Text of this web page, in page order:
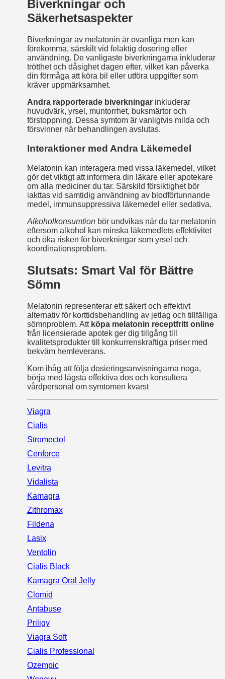
Biverkningar och
Säkerhetsaspekter
Biverkningar av melatonin är ovanliga men kan
förekomma, särskilt vid felaktig dosering eller
användning. De vanligaste biverkningarna inkluderar
trötthet och dåsighet dagen efter, vilket kan påverka
din förmåga att köra bil eller utföra uppgifter som
kräver uppmärksamhet.
Andra rapporterade biverkningarinkluderar
huvudvärk, yrsel, muntorrhet, buksmärtor och
förstoppning. Dessa symtom är vanligtvis milda och
försvinner när behandlingen avslutas.
Interaktioner med Andra Läkemedel
Melatonin kan interagera med vissa läkemedel, vilket
gör det viktigt att informera din läkare eller apotekare
om alla mediciner du tar. Särskild försiktighet bör
iakttas vid samtidig användning av blodförtunnande
medel, immunsuppressiva läkemedel eller sedativa.
Alkoholkonsumtionbör undvikas när du tar melatonin
eftersom alkohol kan minska läkemedlets effektivitet
och öka risken för biverkningar som yrsel och
koordinationsproblem.
Slutsats: Smart Val för Bättre
Sömn
Melatonin representerar ett säkert och effektivt
alternativ för korttidsbehandling av jetlag och tillfälliga
sömnproblem. Att köpa melatonin receptfritt online
från licensierade apotek ger dig tillgång till
kvalitetsprodukter till konkurrenskraftiga priser med
bekväm hemleverans.
Kom ihåg att följa dosieringsanvisningarna noga,
börja med lägsta effektiva dos och konsultera
vårdpersonal om symtomen kvarst
Viagra
Cialis
Stromectol
Cenforce
Levitra
Vidalista
Kamagra
Zithromax
Fildena
Lasix
Ventolin
Cialis Black
Kamagra Oral Jelly
Clomid
Antabuse
Priligy
Viagra Soft
Cialis Professional
Ozempic